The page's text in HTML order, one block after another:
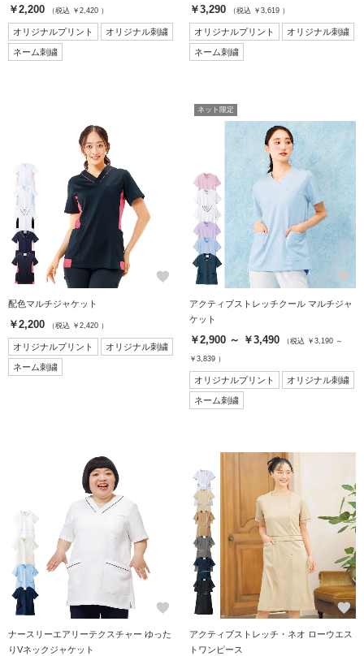
￥2,200 （税込 ￥2,420 ）
オリジナルプリント オリジナル刺繍
ネーム刺繍
￥3,290 （税込 ￥3,619 ）
オリジナルプリント オリジナル刺繍
ネーム刺繍
favorite
配色マルチジャケット
￥2,200 （税込 ￥2,420 ）
オリジナルプリント オリジナル刺繍
ネーム刺繍
ネット限定
favorite
アクティブストレッチクール マルチジャ
ケット
￥2,900 ～ ￥3,490 （税込 ￥3,190 ～
￥3,839 ）
オリジナルプリント オリジナル刺繍
ネーム刺繍
favorite
ナースリーエアリーテクスチャー ゆった
りVネックジャケット
favorite
アクティブストレッチ・ネオ ローウエス
トワンピース